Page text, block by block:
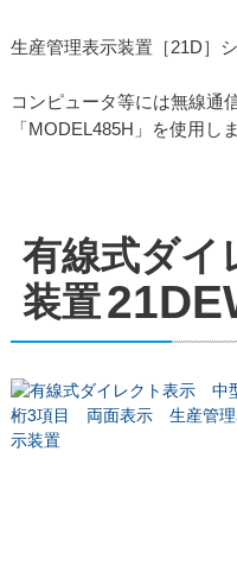
生産管理表示装置［21D］
コンピュータ等には無線通
「MODEL485H」を使用
有線式ダ
装置